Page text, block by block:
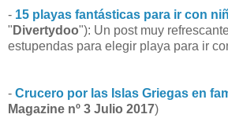
- 15 playas fantásticas para ir con
" Divertydoo"): Un post muy
estupendas para elegir playa para ir
- Crucero por las Islas Griegas en
Magazine nº 3 Julio 2017)